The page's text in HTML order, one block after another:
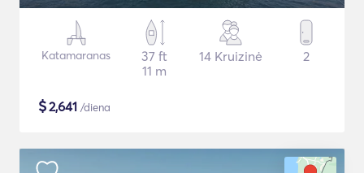
Katamaranas
37 ft
11 m
14 Kruizinė 2
$2,641 /diena